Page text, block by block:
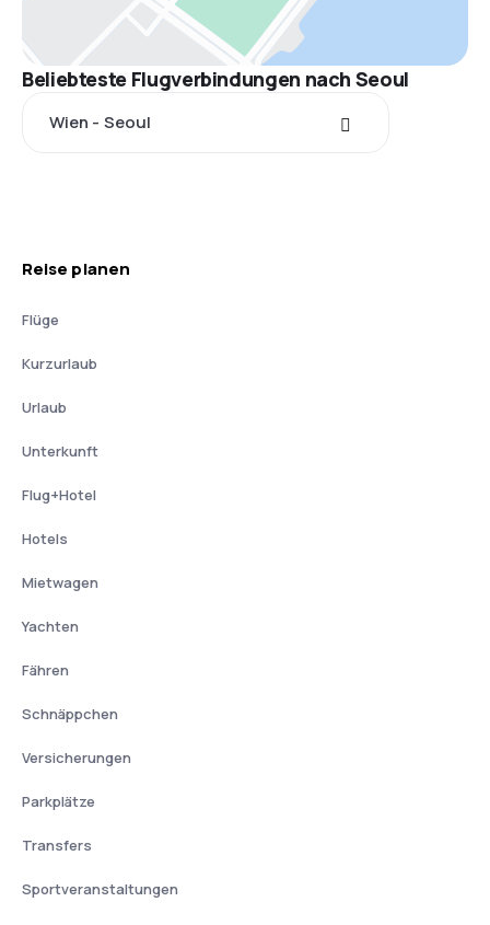
Beliebteste Flugverbindungen nach Seoul
Wien - Seoul
Reise planen
Flüge
Kurzurlaub
Urlaub
Unterkunft
Flug+Hotel
Hotels
Mietwagen
Yachten
Fähren
Schnäppchen
Versicherungen
Parkplätze
Transfers
Sportveranstaltungen